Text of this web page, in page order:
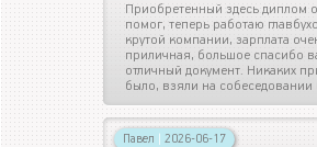
Приобретенный здесь диплом
помог, теперь работаю
крутой компании, зарплата
приличная, большое спасибо
отличный документ. Никаких
было, взяли на собеседовании
Павел | 2026-06-17